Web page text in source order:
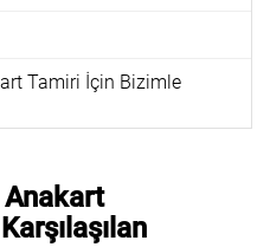
Tamiri İçin Bizimle